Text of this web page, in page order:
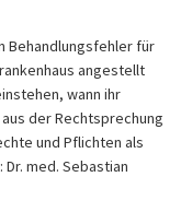
Behandlungsfehler für
angestellt
wann ihr
der Rechtsprechung
und Pflichten als
med. Sebastian